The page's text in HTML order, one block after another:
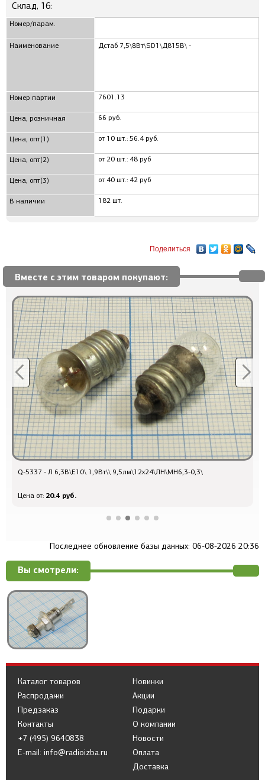
Склад, 16:
Номер/парам.
Наименование
Номер партии
Цена, розничная
Цена, опт(1)
Цена, опт(2)
Цена, опт(3)
В наличии
Дстаб 7,5\8Вт\SD1\Д815В\ -
7601.13
66 руб.
от 10 шт.: 56.4 руб.
от 20 шт.: 48 руб
от 40 шт.: 42 руб
182 шт.
Поделиться
Вместе с этим товаром покупают:
Q-5337 - Л 6,3В\E10\ 1,9Вт\\ 9,5лм\12x24\ЛН\МН6,3-0,3\
Цена от: 20.4 руб.
Последнее обновление базы данных: 06-08-2026 20:36
Вы смотрели:
Каталог товаров
Распродажи
Предзаказ
Новинки
Акции
Подарки
Контакты
+7 (495) 9640838
E-mail: info@radioizba.ru
О компании
Новости
Оплата
Доставка